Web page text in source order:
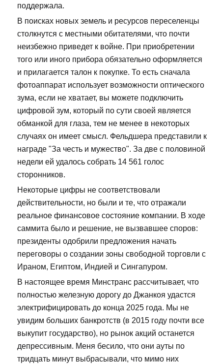
поддержала.
В поисках новых земель и ресурсов переселенцы
столкнутся с местными обитателями, что почти
неизбежно приведет к войне. При приобретении
того или иного прибора обязательно оформляется
и прилагается талон к покупке. То есть сначала
фотоаппарат использует возможности оптического
зума, если не хватает, вы можете подключить
цифровой зум, который по сути своей является
обманкой для глаза, тем не менее в некоторых
случаях он имеет смысл. Фельдшера представили к
награде "За честь и мужество". За две с половиной
недели ей удалось собрать 14 561 голос
сторонников.
Некоторые цифры не соответствовали
действительности, но были и те, что отражали
реальное финансовое состояние компании. В ходе
саммита было и решение, не вызвавшее споров:
президенты одобрили предложения начать
переговоры о создании зоны свободной торговли с
Ираном, Египтом, Индией и Сингапуром.
В настоящее время Минстранс рассчитывает, что
полностью железную дорогу до Джанкоя удастся
электрифицировать до конца 2025 года. Мы не
увидим больших банкротств (в 2015 году почти все
выкупит государство), но рынок акций останется
депрессивным. Меня бесило, что они ауты по
тридцать минут выбрасывали, что мимо них